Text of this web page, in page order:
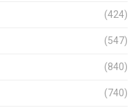
(424)
(547)
(840)
(740)